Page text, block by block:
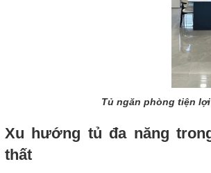
Tủ ngăn phòng tiện lợi
Xu hướng tủ đa năng
thất